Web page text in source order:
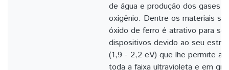
de água e produção dos gases
oxigênio. Dentre os materiais
óxido de ferro é atrativo para
dispositivos devido ao seu
(1,9 - 2,2 eV) que lhe permite
toda a faixa ultravioleta e em